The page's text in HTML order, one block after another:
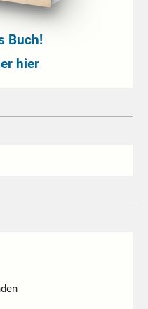
Buch!
hier